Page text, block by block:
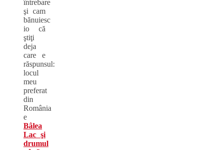
întrebare
şi cam
bănuiesc
io că
ştiţi
deja
care e
răspunsul:
locul
meu
preferat
din
România
e
Bâlea
Lac şi
drumul